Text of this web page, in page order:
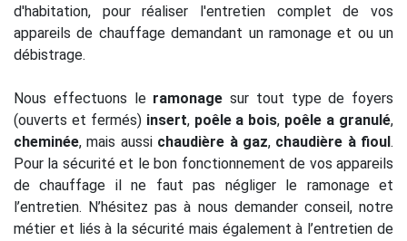
d'habitation, pour réaliser l'entretien complet de vos
appareils de chauffage demandant un ramonage et ou un
débistrage.
Nous effectuons le ramonage sur tout type de foyers
(ouverts et fermés) insert, poêle a bois, poêle a granulé,
cheminée, mais aussi chaudière à gaz, chaudière à fioul .
Pour la sécurité et le bon fonctionnement de vos appareils
de chauffage il ne faut pas négliger le ramonage et
l’entretien. N’hésitez pas à nous demander conseil, notre
métier et liés à la sécurité mais également à l’entretien de